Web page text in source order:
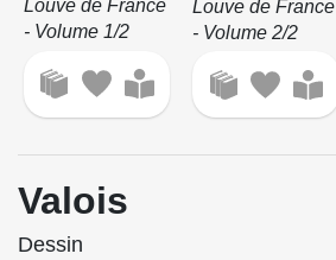
Louve de France
- Volume 1/2
Louve de France
- Volume 2/2
Valois
Dessin